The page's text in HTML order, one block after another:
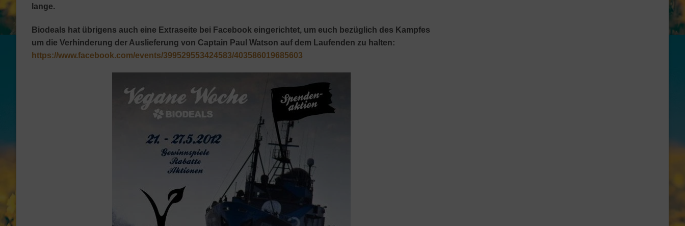
lange.
Biodeals hat übrigens auch eine Extraseite bei Facebook eingerichtet, um euch bezüglich des Kampfes
um die Verhinderung der Auslieferung von Captain Paul Watson auf dem Laufenden zu halten:
https://www.facebook.com/events/399529553424583/403586019685603